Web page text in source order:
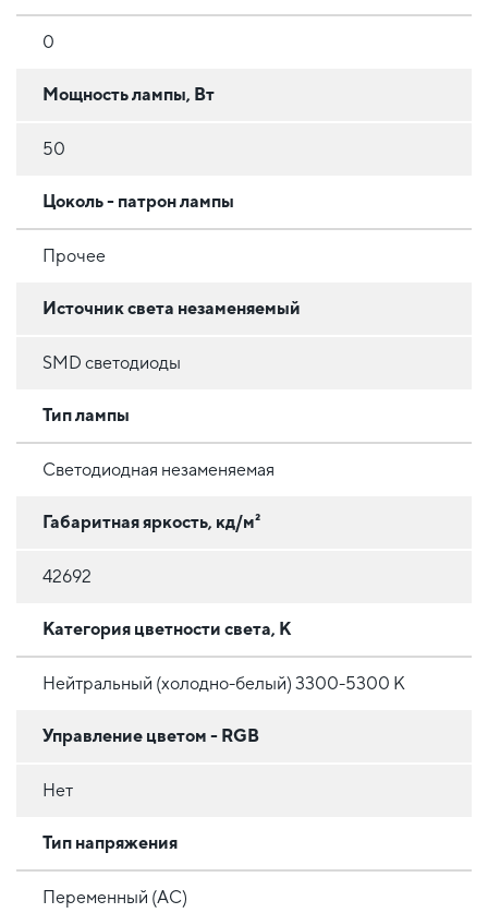
0
Мощность лампы, Вт
50
Цоколь - патрон лампы
Прочее
Источник света незаменяемый
SMD светодиоды
Тип лампы
Светодиодная незаменяемая
Габаритная яркость, кд/м²
42692
Категория цветности света, К
Нейтральный (холодно-белый) 3300-5300 К
Управление цветом - RGB
Нет
Тип напряжения
Переменный (AC)